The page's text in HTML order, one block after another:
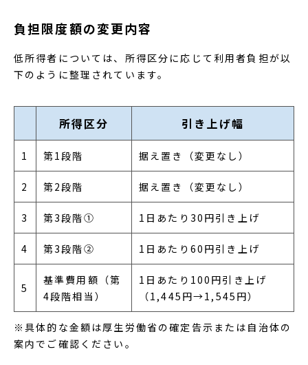
負担限度額の変更内容
低所得者については、所得区分に応じて利用者負担が以
下のように整理されています。
所得区分 引き上げ幅
1 第1段階 据え置き（変更なし）
2 第2段階 据え置き（変更なし）
3 第3段階① 1日あたり30円引き上げ
4 第3段階② 1日あたり60円引き上げ
5
基準費用額（第
4段階相当）
1日あたり100円引き上げ
（1,445円→1,545円）
※具体的な金額は厚生労働省の確定告示または自治体の
案内でご確認ください。